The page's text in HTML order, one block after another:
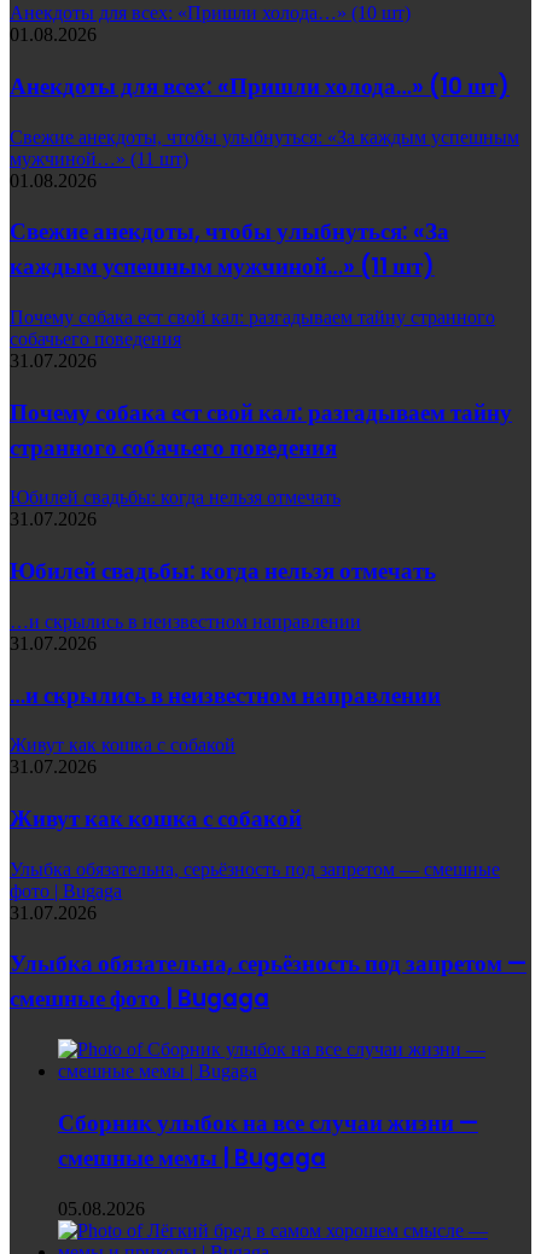
Анекдоты для всех: «Пришли холода…» (10 шт)
01.08.2026
Анекдоты для всех: «Пришли холода…» (10 шт)
Свежие анекдоты, чтобы улыбнуться: «За каждым успешным
мужчиной…» (11 шт)
01.08.2026
Свежие анекдоты, чтобы улыбнуться: «За
каждым успешным мужчиной…» (11 шт)
Почему собака ест свой кал: разгадываем тайну странного
собачьего поведения
31.07.2026
Почему собака ест свой кал: разгадываем тайну
странного собачьего поведения
Юбилей свадьбы: когда нельзя отмечать
31.07.2026
Юбилей свадьбы: когда нельзя отмечать
…и скрылись в неизвестном направлении
31.07.2026
…и скрылись в неизвестном направлении
Живут как кошка с собакой
31.07.2026
Живут как кошка с собакой
Улыбка обязательна, серьёзность под запретом — смешные
фото | Bugaga
31.07.2026
Улыбка обязательна, серьёзность под запретом —
смешные фото | Bugaga
Сборник улыбок на все случаи жизни —
смешные мемы | Bugaga
05.08.2026